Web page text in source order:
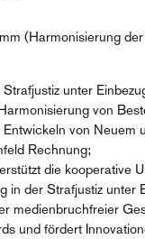
(Harmonisierung
unter
von
von Neuem
Rechnung;
die kooperative
in der Strafjustiz unter
medienbruchfreier
und fördert